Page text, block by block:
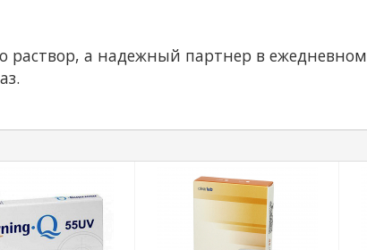
раствор, а надежный партнер в